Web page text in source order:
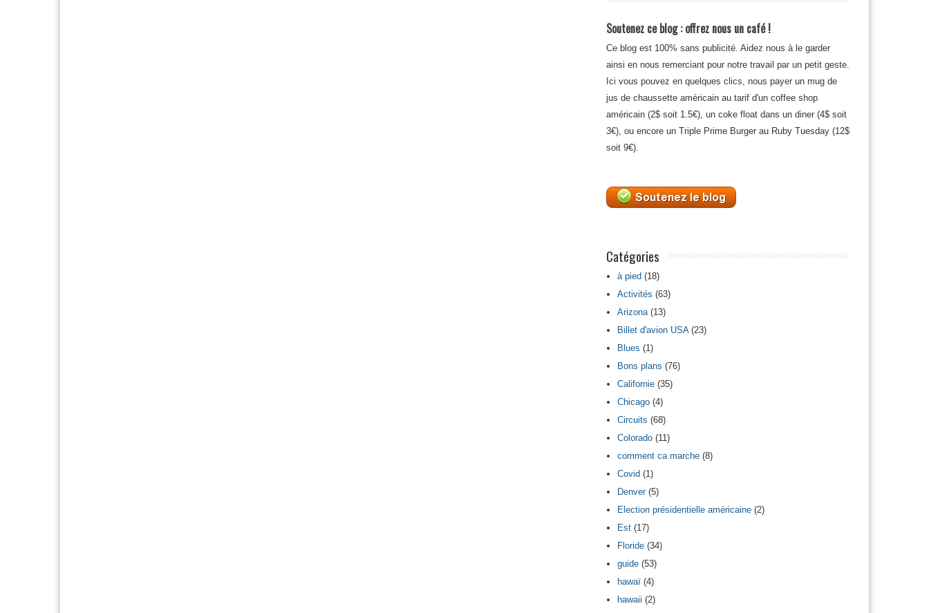
Soutenez ce blog : offrez nous un café !
Ce blog est 100% sans publicité. Aidez nous à le garder
ainsi en nous remerciant pour notre travail par un petit geste.
Ici vous pouvez en quelques clics, nous payer un mug de
jus de chaussette américain au tarif d'un coffee shop
américain (2$ soit 1.5€), un coke float dans un diner (4$ soit
3€), ou encore un Triple Prime Burger au Ruby Tuesday (12$
soit 9€).
Catégories
à pied (18)
Activités (63)
Arizona(13)
Billet d'avion USA(23)
Blues (1)
Bons plans (76)
Californie (35)
Chicago (4)
Circuits (68)
Colorado (11)
comment ca marche (8)
Covid (1)
Denver(5)
Election présidentielle américaine (2)
Est (17)
Floride (34)
guide (53)
hawaï (4)
hawaii (2)